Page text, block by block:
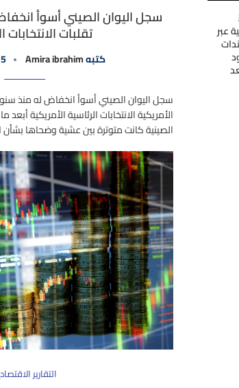
سجل اليوان الصيني أسوأ
تقلبات الانتخابات
كتبهAmira ibrahim 5 نوفمبر، 2020
سجل اليوان الصيني أسوأ انخفاض له منذ
الأمريكية الانتخابات الرئاسية الأمريكية
الصينية كانت متوترة بين عشية وضحاها بشأن
التقارير
عبر